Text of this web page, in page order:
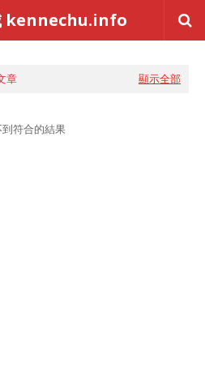
kennechu.info
章 顯示全部
符合的結果